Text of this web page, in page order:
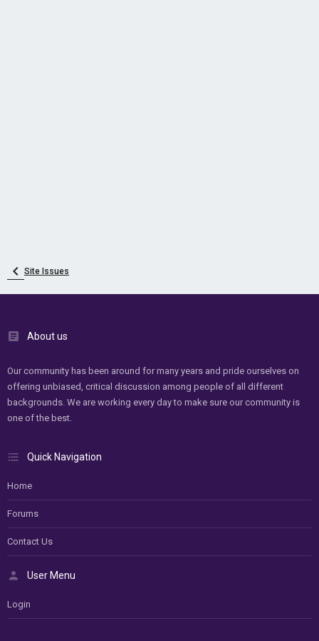
Site Issues
About us
Our community has been around for many years and pride ourselves on
offering unbiased, critical discussion among people of all different
backgrounds. We are working every day to make sure our community is
one of the best.
Quick Navigation
Home
Forums
Contact Us
User Menu
Login